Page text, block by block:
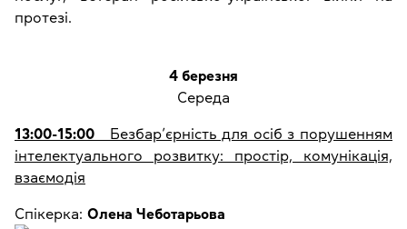
протезі.
4 березня
Середа
13:00-15:00 Безбар’єрність для осіб з порушенням
інтелектуального розвитку: простір, комунікація,
взаємодія
Спікерка: Олена Чеботарьова